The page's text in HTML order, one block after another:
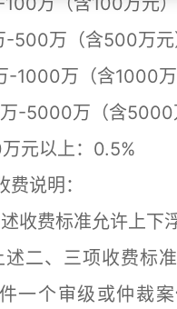
万（含500万元
万（含1000万
万（含5000
以上：0.5%
说明：
费标准允许上下浮
、三项收费标准
一个审级或仲裁